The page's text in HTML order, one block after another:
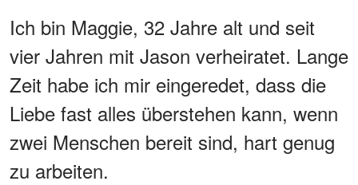
Ich bin Maggie, 32 Jahre alt und seit
vier Jahren mit Jason verheiratet. Lange
Zeit habe ich mir eingeredet, dass die
Liebe fast alles überstehen kann, wenn
zwei Menschen bereit sind, hart genug
zu arbeiten.